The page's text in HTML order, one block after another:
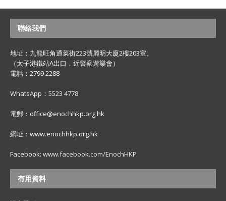
聯絡我們
地址：九龍旺角通菜街223號麗明大廈2樓203室。
（太子港鐵站A出口，近警察遊樂會）
電話：2799 2288
WhatsApp：5523 4778
電郵：office@enochhkp.org.hk
網址：www.enochhkp.org.hk
Facebook: www.facebook.com/EnochHKP
有用資料